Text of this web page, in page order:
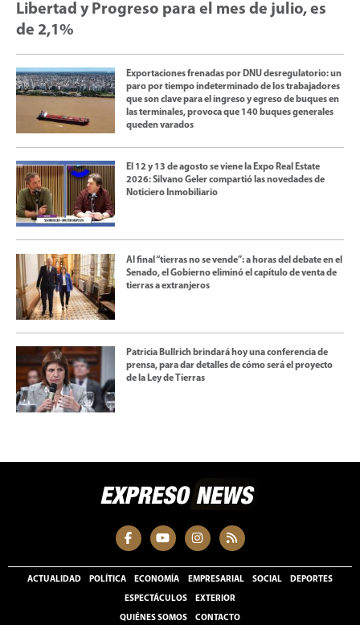
Libertad y Progreso para el mes de julio, es
de 2,1%
Exportaciones frenadas por DNU desregulatorio: un
paro por tiempo indeterminado de los trabajadores
que son clave para el ingreso y egreso de buques en
las terminales, provoca que 140 buques generales
queden varados
El 12 y 13 de agosto se viene la Expo Real Estate
2026: Silvano Geler compartió las novedades de
Noticiero Inmobiliario
Al final “tierras no se vende”: a horas del debate en el
Senado, el Gobierno eliminó el capítulo de venta de
tierras a extranjeros
Patricia Bullrich brindará hoy una conferencia de
prensa, para dar detalles de cómo será el proyecto
de la Ley de Tierras
ACTUALIDAD POLÍTICA ECONOMÍA EMPRESARIAL SOCIAL DEPORTES
ESPECTÁCULOS EXTERIOR
QUIÉNES SOMOS CONTACTO